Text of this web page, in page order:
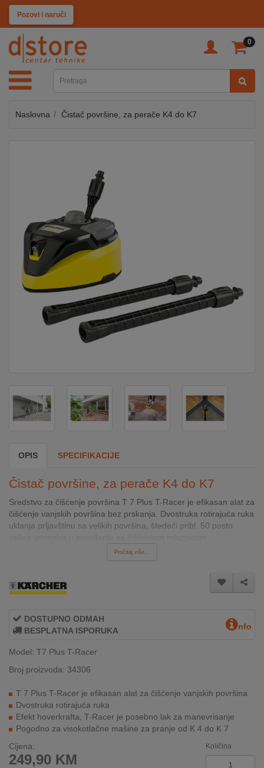
Pozovi i naruči
0
KATEGORIJE
TV
SAT
MOBILNI
KUĆANSKI
APARATI
KLIMATIZACIJA
PC
&
GAME
MOJ
NALOG
AKCIJE
NOVO
PONUDI
KONTAKT
KUPOVINA
NA
Naslovna Čistač površine, za perače K4 do K7
OPIS SPECIFIKACIJE
Čistač površine, za perače K4 do K7
Sredstvo za čišćenje površina T 7 Plus T-Racer je efikasan alat za
čišćenje vanjskih površina bez prskanja. Dvostruka rotirajuća ruka
uklanja prljavštinu sa velikih površina, štedeći pribl. 50 posto
Pročitaj više...
DOSTUPNO ODMAH
BESPLATNA ISPORUKA
nfo
Model: T7 Plus T-Racer
Broj proizvoda: 34306
T 7 Plus T-Racer je efikasan alat za čišćenje vanjskih površina
Dvostruka rotirajuća ruka
Efekt hoverkrafta, T-Racer je posebno lak za manevrisanje
Pogodno za visokotlačne mašine za pranje od K 4 do K 7
Cijena:
249,90 KM
Količina